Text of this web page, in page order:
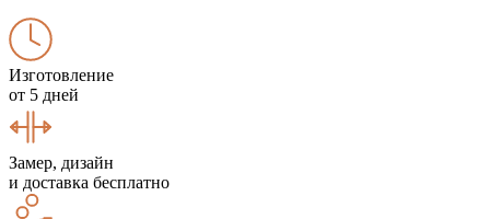
Изготовление
от 5 дней
Замер, дизайн
и доставка бесплатно